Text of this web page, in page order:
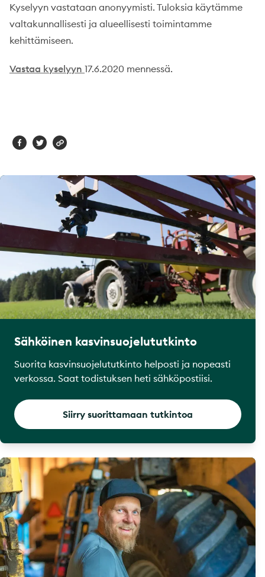
Kyselyyn vastataan anonyymisti. Tuloksia käytämme
valtakunnallisesti ja alueellisesti toimintamme
kehittämiseen.
Vastaa kyselyyn 17.6.2020 mennessä.
Sähköinen kasvinsuojelututkinto
Suorita kasvinsuojelututkinto helposti ja nopeasti
verkossa. Saat todistuksen heti sähköpostiisi.
Siirry suorittamaan tutkintoa